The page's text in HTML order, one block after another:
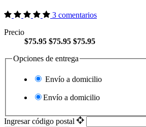
3 comentarios
Precio
$75.95 $75.95 $75.95
Opciones de entrega
Envío a domicilio
Envío a domicilio
Ingresar código postal